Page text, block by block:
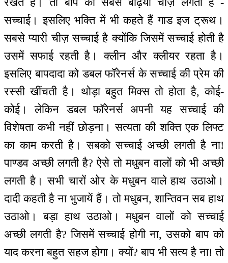
सच्चाई। इसलिए भक्ति में भी कहते हैं गाड इज ट्रूथ।
सबसे प्यारी चीज़ सच्चाई है क्योंकि जिसमें सच्चाई होती है
उसमें सफाई रहती है। क्लीन और क्लीयर रहता है।
इसलिए बापदादा को डबल फॉरेनर्स के सच्चाई की प्रेम की
रस्सी खींचती है। थोड़ा बहुत मिक्स तो होता है, कोई-
कोई। लेकिन डबल फॉरेनर्स अपनी यह सच्चाई की
विशेषता कभी नहीं छोड़ना। सत्यता की शक्ति एक लिफ्ट
का काम करती है। सबको सच्चाई अच्छी लगती है ना!
पाण्डव अच्छी लगती है? ऐसे तो मधुबन वालों को भी अच्छी
लगती है। सभी चारों ओर के मधुबन वाले हाथ उठाओ।
दादी कहती है ना भुजायें हैं। तो मधुबन, शान्तिवन सब हाथ
उठाओ। बड़ा हाथ उठाओ। मधुबन वालों को सच्चाई
अच्छी लगती है? जिसमें सच्चाई होगी ना, उसको बाप को
याद करना बहुत सहज होगा। क्यों? बाप भी सत्य है ना! तो